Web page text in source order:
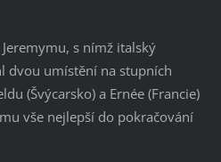
s nímž italský
dvou umístění na stupních
(Švýcarsko) a Ernée (Francie)
vše nejlepší do pokračování